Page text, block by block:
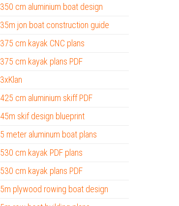
350 cm aluminium boat design
35m jon boat construction guide
375 cm kayak CNC plans
375 cm kayak plans PDF
3xKlan
425 cm aluminium skiff PDF
45m skif design blueprint
5 meter aluminum boat plans
530 cm kayak PDF plans
530 cm kayak plans PDF
5m plywood rowing boat design